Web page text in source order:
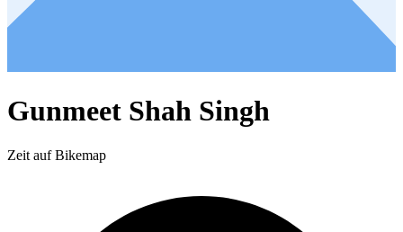
Gunmeet Shah Singh
Zeit auf Bikemap